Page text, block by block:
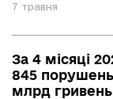
7 травня
За 4 місяці
845
млрд